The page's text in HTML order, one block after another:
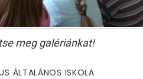
meg galériánkat!
ÁLTALÁNOS ISKOLA